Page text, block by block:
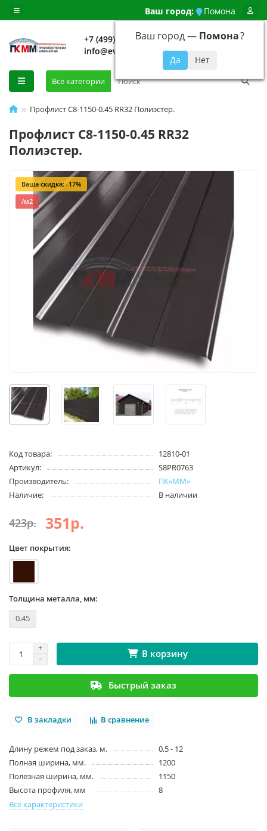
Ваш город: Помона
Ваш город — Помона?
+7 (499) 648-92-94
info@evroshtaketnikmoskva.ru
Все категории
Профлист С8-1150-0.45 RR32 Полиэстер.
Профлист С8-1150-0.45 RR32
Полиэстер.
Ваша скидка: -17%
/м2
Код товара:
12810-01
Артикул:
S8PR0763
Производитель:
ПК«ММ»
Наличие:
В наличии
423р. 351р.
Цвет покрытия:
Толщина металла, мм:
0.45
В корзину
Быстрый заказ
В закладки В сравнение
Длину режем под заказ, м.
0,5 - 12
Полная ширина, мм.
1200
Полезная ширина, мм.
1150
Высота профиля, мм
8
Все характеристики